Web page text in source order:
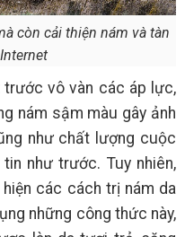
còn cải thiện nám và tàn
trước vô vàn các áp lực,
nám sậm màu gây ảnh
như chất lượng cuộc
như trước. Tuy nhiên,
các cách trị nám da
những công thức này,